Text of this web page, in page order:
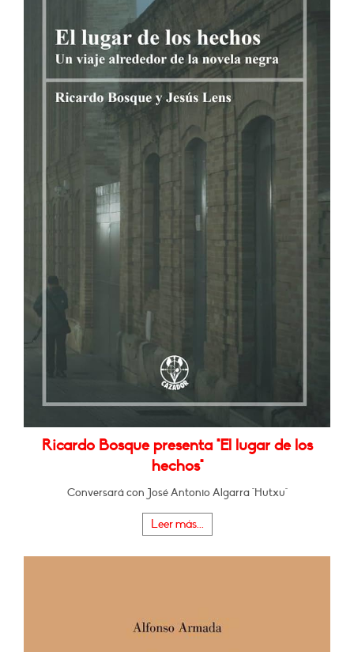
Ricardo Bosque presenta "El lugar de los
hechos"
Conversará con José Antonio Algarra "Hutxu"
Leer más...